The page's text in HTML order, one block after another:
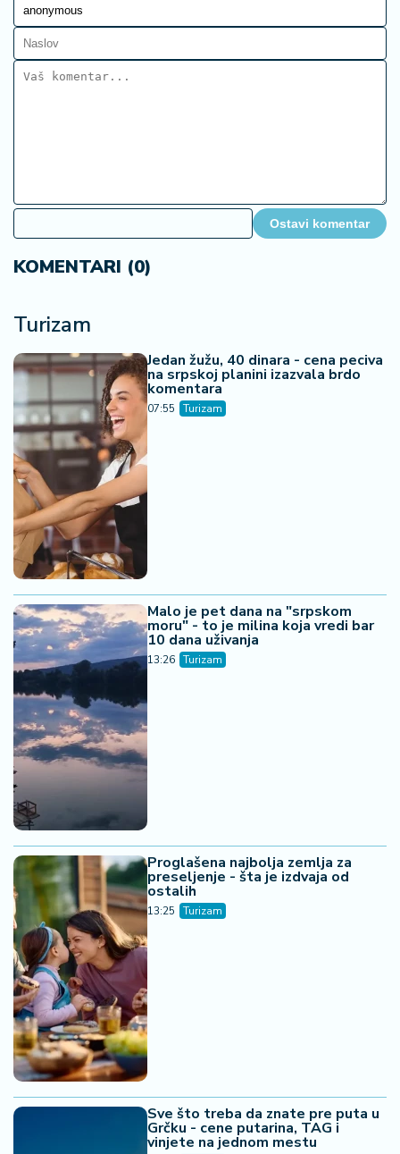
Ostavi komentar
KOMENTARI (0)
Turizam
Jedan žužu, 40 dinara - cena peciva
na srpskoj planini izazvala brdo
komentara
07:55 Turizam
Malo je pet dana na "srpskom
moru" - to je milina koja vredi bar
10 dana uživanja
13:26 Turizam
Proglašena najbolja zemlja za
preseljenje - šta je izdvaja od
ostalih
13:25 Turizam
Sve što treba da znate pre puta u
Grčku - cene putarina, TAG i
vinjete na jednom mestu